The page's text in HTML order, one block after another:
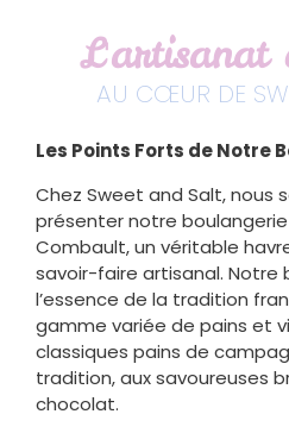
L'artisanat
AU CŒUR DE
Les Points Forts de Notre
Chez Sweet and Salt, nous
présenter notre
Combault, un véritable
savoir-faire artisanal. Notre
l’essence de la tradition
gamme variée de pains et
classiques pains de
tradition, aux savoureuses
chocolat.